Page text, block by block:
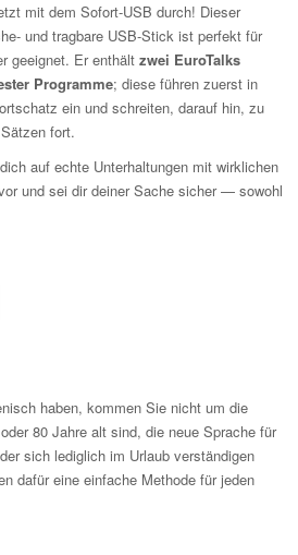
mit dem Sofort-USB durch! Dieser
und tragbare USB-Stick ist perfekt für
geeignet. Er enthält zwei EuroTalks
Programme; diese führen zuerst in
ein und schreiten, darauf hin, zu
fort.
auf echte Unterhaltungen mit wirklichen
und sei dir deiner Sache sicher — sowohl
haben, kommen Sie nicht um die
80 Jahre alt sind, die neue Sprache für
sich lediglich im Urlaub verständigen
dafür eine einfache Methode für jeden